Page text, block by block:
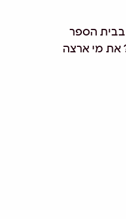
בבית הספר
את מי ארצה